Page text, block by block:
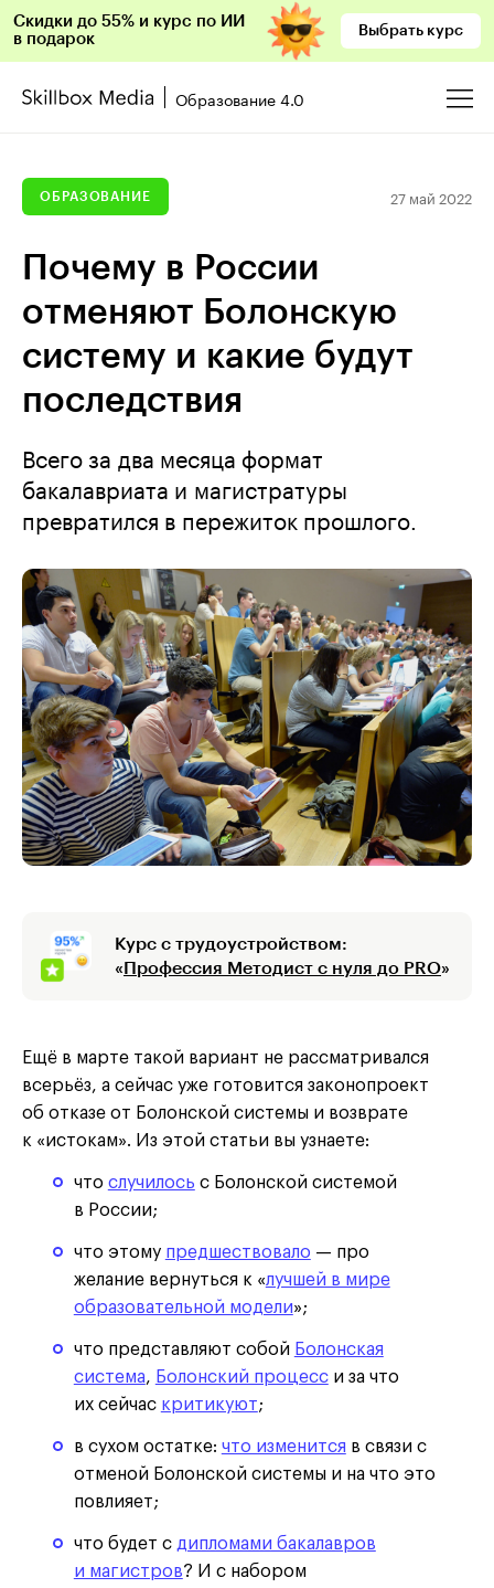
Скидки до 55% и курс по ИИ
в подарок
Выбрать курс
Образование 4.0
ОБРАЗОВАНИЕ 27 май 2022
Почему в России
отменяют Болонскую
систему и какие будут
последствия
Всего за два месяца формат
бакалавриата и магистратуры
превратился в пережиток прошлого.
Курс с трудоустройством:
« Профессия Методист с нуля до PRO»
Ещё в марте такой вариант не рассматривался
всерьёз, а сейчас уже готовится законопроект
об отказе от Болонской системы и возврате
к «истокам». Из этой статьи вы узнаете:
что случилось с Болонской системой
в России;
что этому предшествовало — про
желание вернуться к «лучшей в мире
образовательной модели»;
что представляют собой Болонская
система, Болонский процесси за что
их сейчас критикуют;
в сухом остатке: что изменится в связи с
отменой Болонской системы и на что это
повлияет;
что будет с дипломами бакалавров
и магистров? И с набором